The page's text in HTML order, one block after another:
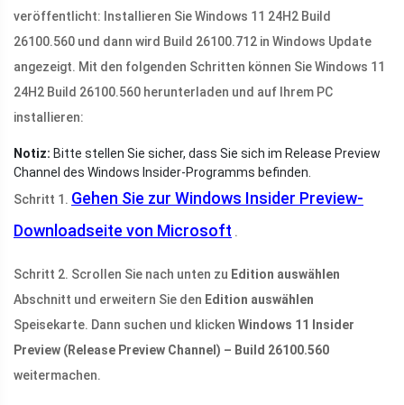
veröffentlicht: Installieren Sie Windows 11 24H2 Build
26100.560 und dann wird Build 26100.712 in Windows Update
angezeigt. Mit den folgenden Schritten können Sie Windows 11
24H2 Build 26100.560 herunterladen und auf Ihrem PC
installieren:
Notiz: Bitte stellen Sie sicher, dass Sie sich im Release Preview
Channel des Windows Insider-Programms befinden.
Schritt 1. Gehen Sie zur Windows Insider Preview-
Downloadseite von Microsoft .
Schritt 2. Scrollen Sie nach unten zu Edition auswählen
Abschnitt und erweitern Sie den Edition auswählen
Speisekarte. Dann suchen und klicken Windows 11 Insider
Preview (Release Preview Channel) – Build 26100.560
weitermachen.